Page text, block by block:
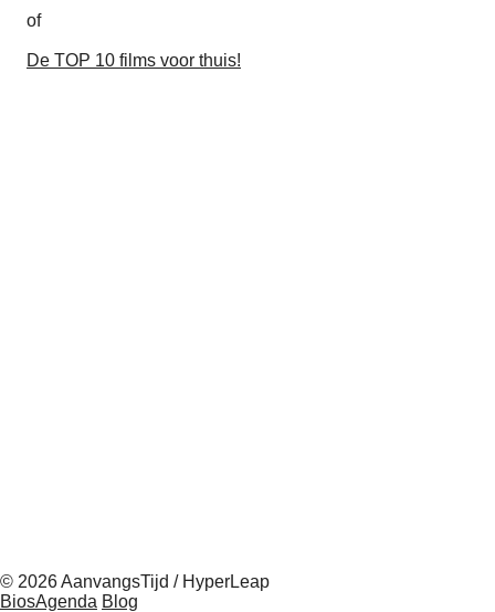
of
De TOP 10 films voor thuis!
© 2026 AanvangsTijd / HyperLeap
BiosAgenda Blog